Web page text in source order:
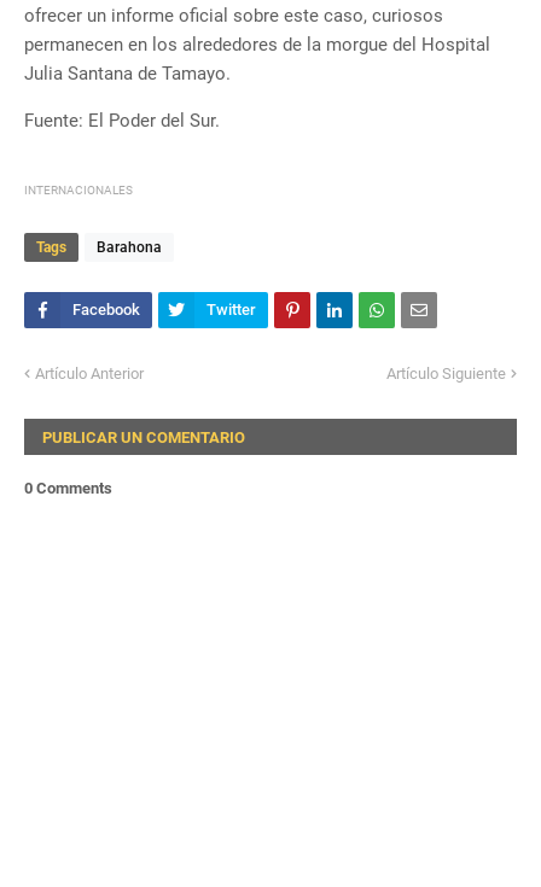
ofrecer un informe oficial sobre este caso, curiosos
permanecen en los alrededores de la morgue del Hospital
Julia Santana de Tamayo.
Fuente: El Poder del Sur.
INTERNACIONALES
Tags Barahona
Artículo Anterior Artículo Siguiente
PUBLICAR UN COMENTARIO
0 Comments